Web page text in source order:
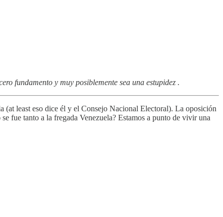
fundamento y muy posiblemente sea una estupidez .
(at least eso dice él y el Consejo Nacional Electoral). La oposición
fue tanto a la fregada Venezuela? Estamos a punto de vivir una